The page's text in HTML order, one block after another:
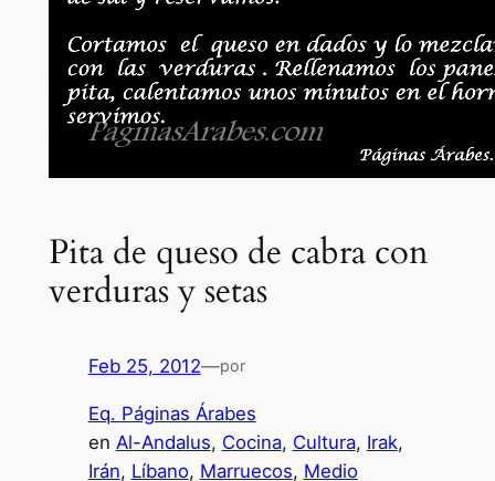
Pita de queso de cabra con
verduras y setas
Feb 25, 2012—por
Eq. Páginas Árabes
en Al-Andalus, Cocina, Cultura, Irak
Irán, Líbano, Marruecos, Medio